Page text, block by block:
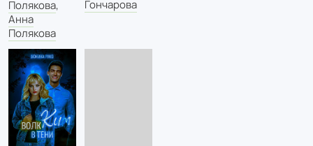
Полякова,
Анна
Полякова
Гончарова